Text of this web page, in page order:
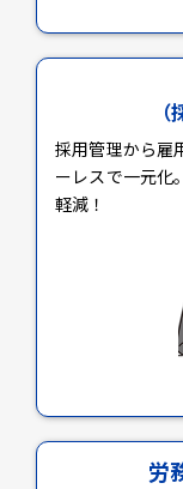
採用管理から雇
ーレスで一元化
軽減！
労